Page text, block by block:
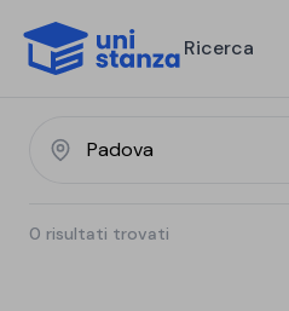
Ricerca
0 risultati trovati